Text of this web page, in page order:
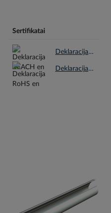
Sertifikatai
Deklaracija REACH en.pdf
Deklaracija RoHS en.pdf